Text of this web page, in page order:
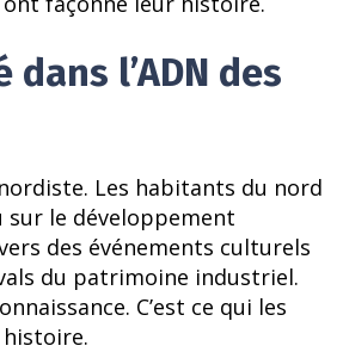
l’ADN des
Les habitants du nord
sur le développement
des événements culturels
du patrimoine industriel.
C’est ce qui les